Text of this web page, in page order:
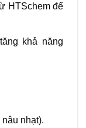
HTSchem để
khả năng
nhạt).